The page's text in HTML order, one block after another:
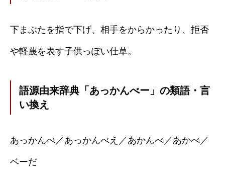
下まぶたを指で下げ、相手をからかったり、拒否
や軽蔑を表す子供っぽい仕草。
語源由来辞典「あっかんべー」の類語・言
い換え
あっかんべ／あっかんべえ／あかんべ／あかべ／
ベーだ